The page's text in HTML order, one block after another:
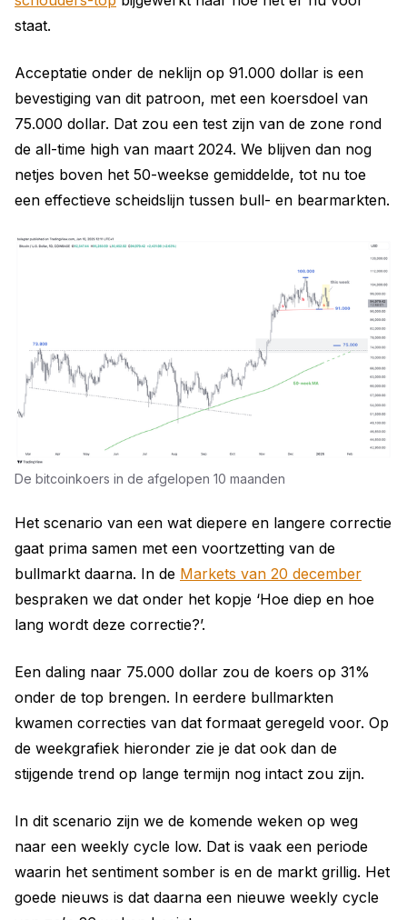
staat.
Acceptatie onder de neklijn op 91.000 dollar is een
bevestiging van dit patroon, met een koersdoel van
75.000 dollar. Dat zou een test zijn van de zone rond
de all-time high van maart 2024. We blijven dan nog
netjes boven het 50-weekse gemiddelde, tot nu toe
een effectieve scheidslijn tussen bull- en bearmarkten.
De bitcoinkoers in de afgelopen 10 maanden
Het scenario van een wat diepere en langere correctie
gaat prima samen met een voortzetting van de
bullmarkt daarna. In de Markets van 20 december
bespraken we dat onder het kopje ‘Hoe diep en hoe
lang wordt deze correctie?’.
Een daling naar 75.000 dollar zou de koers op 31%
onder de top brengen. In eerdere bullmarkten
kwamen correcties van dat formaat geregeld voor. Op
de weekgrafiek hieronder zie je dat ook dan de
stijgende trend op lange termijn nog intact zou zijn.
In dit scenario zijn we de komende weken op weg
naar een weekly cycle low. Dat is vaak een periode
waarin het sentiment somber is en de markt grillig. Het
goede nieuws is dat daarna een nieuwe weekly cycle